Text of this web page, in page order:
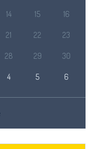
14 15 16
21 22 23
28 29 30
4 5 6